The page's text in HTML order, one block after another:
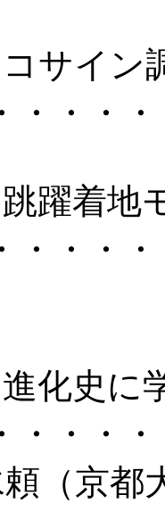
コサイ
・・・
跳躍着
・・・
進化史に
・・・
（京都